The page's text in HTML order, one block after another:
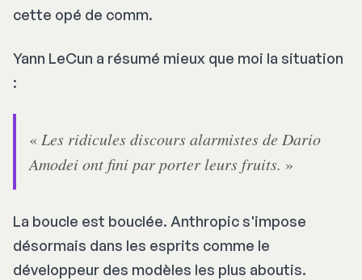
cette opé de comm.
Yann LeCun a résumé mieux que moi la situation
:
« Les ridicules discours alarmistes de Dario
Amodei ont fini par porter leurs fruits. »
La boucle est bouclée. Anthropic s'impose
désormais dans les esprits comme le
développeur des modèles les plus aboutis.